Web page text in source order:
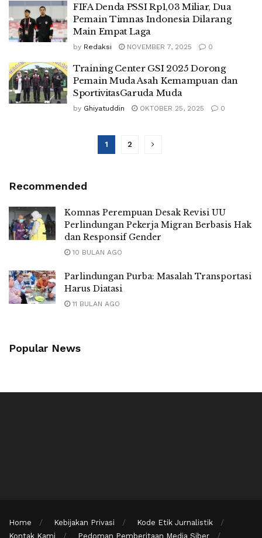
FIFA Denda PSSI Rp1,03 Miliar, Dua
Pemain Timnas Indonesia Dilarang
Main Empat Laga
by Redaksi NOVEMBER 7, 2025 0
Training Center GSI 2025 Dorong
Pemain Muda Asah Kemampuan dan
SportivitasGaruda Muda
by Ghiyatuddin OKTOBER 25, 2025 0
1 2
Recommended
Komnas Perempuan Desak Revisi UU
Perlindungan Pekerja Migran Berbasis Hak
dan Responsif Gender
10 BULAN AGO
Parlindungan Purba: Masalah Transportasi
Harus Diatasi
11 BULAN AGO
Popular News
Home Kebijakan Privasi
Kode Etik Jurnalistik
Kontak Kami
Pedoman Pemberitaan Media Siber